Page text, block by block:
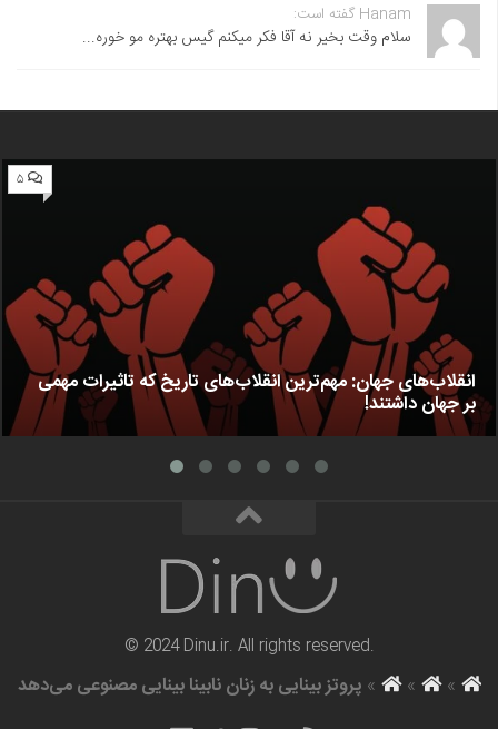
Hanam گفته است:
سلام وقت بخیر نه آقا فکر میکنم گیس بهتره مو خوره...
۵
انقلاب‌های جهان: مهم‌ترین انقلاب‌های تاریخ که تاثیرات مهمی
بر جهان داشتند!
© 2024 Dinu.ir. All rights reserved.
»
»
»پروتز بینایی به زنان نابینا بینایی مصنوعی می‌دهد